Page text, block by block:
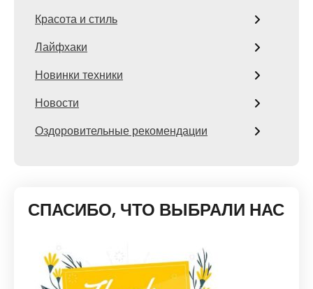
Красота и стиль
Лайфхаки
Новинки техники
Новости
Оздоровительные рекомендации
СПАСИБО, ЧТО ВЫБРАЛИ НАС